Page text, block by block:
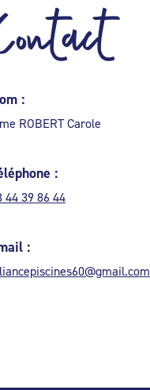
:
ROBERT Carole
:
44 39 86 44
: